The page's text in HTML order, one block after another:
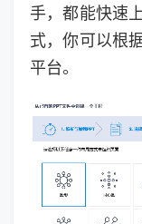
手，都能快速
式，你可以根
平台。